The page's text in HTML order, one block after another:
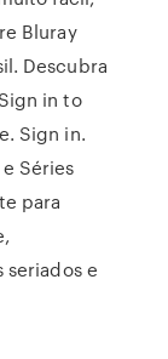
Bluray
Descubra
in to
Sign in.
Séries
para
seriados e